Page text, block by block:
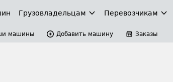
Грузовладельцам Перевозчикам
машины Добавить машину Заказы